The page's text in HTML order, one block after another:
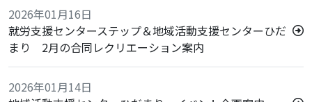
2026年01月16日
就労支援センターステップ＆地域活動支援センターひだ
まり 2月の合同レクリエーション案内
2026年01月14日